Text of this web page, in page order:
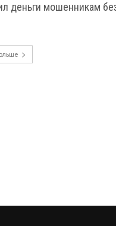
деньги мошенникам